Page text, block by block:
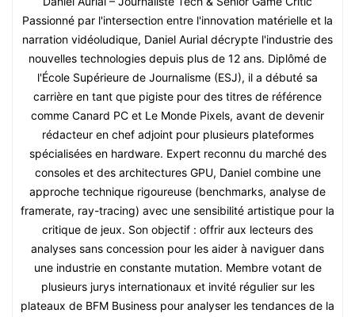
Passionné par l'intersection entre l'innovation matérielle et la
narration vidéoludique, Daniel Aurial décrypte l'industrie des
nouvelles technologies depuis plus de 12 ans. Diplômé de
l'École Supérieure de Journalisme (ESJ), il a débuté sa
carrière en tant que pigiste pour des titres de référence
comme Canard PC et Le Monde Pixels, avant de devenir
rédacteur en chef adjoint pour plusieurs plateformes
spécialisées en hardware. Expert reconnu du marché des
consoles et des architectures GPU, Daniel combine une
approche technique rigoureuse (benchmarks, analyse de
framerate, ray-tracing) avec une sensibilité artistique pour la
critique de jeux. Son objectif : offrir aux lecteurs des
analyses sans concession pour les aider à naviguer dans
une industrie en constante mutation. Membre votant de
plusieurs jurys internationaux et invité régulier sur les
plateaux de BFM Business pour analyser les tendances de la